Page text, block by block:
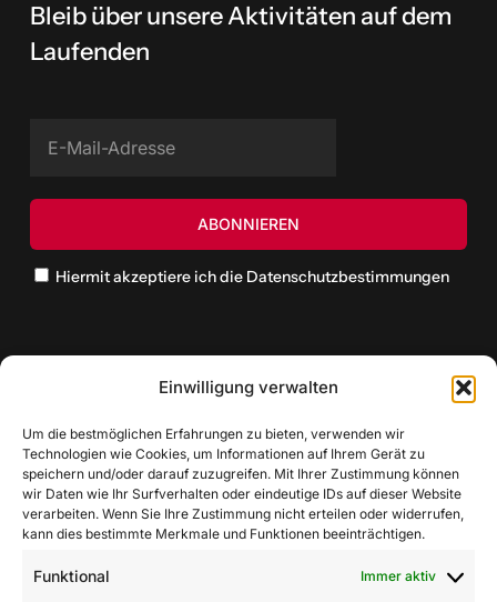
Einwilligung verwalten
Um die bestmöglichen Erfahrungen zu bieten, verwenden wir
Technologien wie Cookies, um Informationen auf Ihrem Gerät zu
speichern und/oder darauf zuzugreifen. Mit Ihrer Zustimmung können
wir Daten wie Ihr Surfverhalten oder eindeutige IDs auf dieser Website
verarbeiten. Wenn Sie Ihre Zustimmung nicht erteilen oder widerrufen,
kann dies bestimmte Merkmale und Funktionen beeinträchtigen.
Funktional Immer aktiv
Bleib über unsere Aktivitäten auf dem
Laufenden
Hiermit akzeptiere ich die Datenschutzbestimmungen